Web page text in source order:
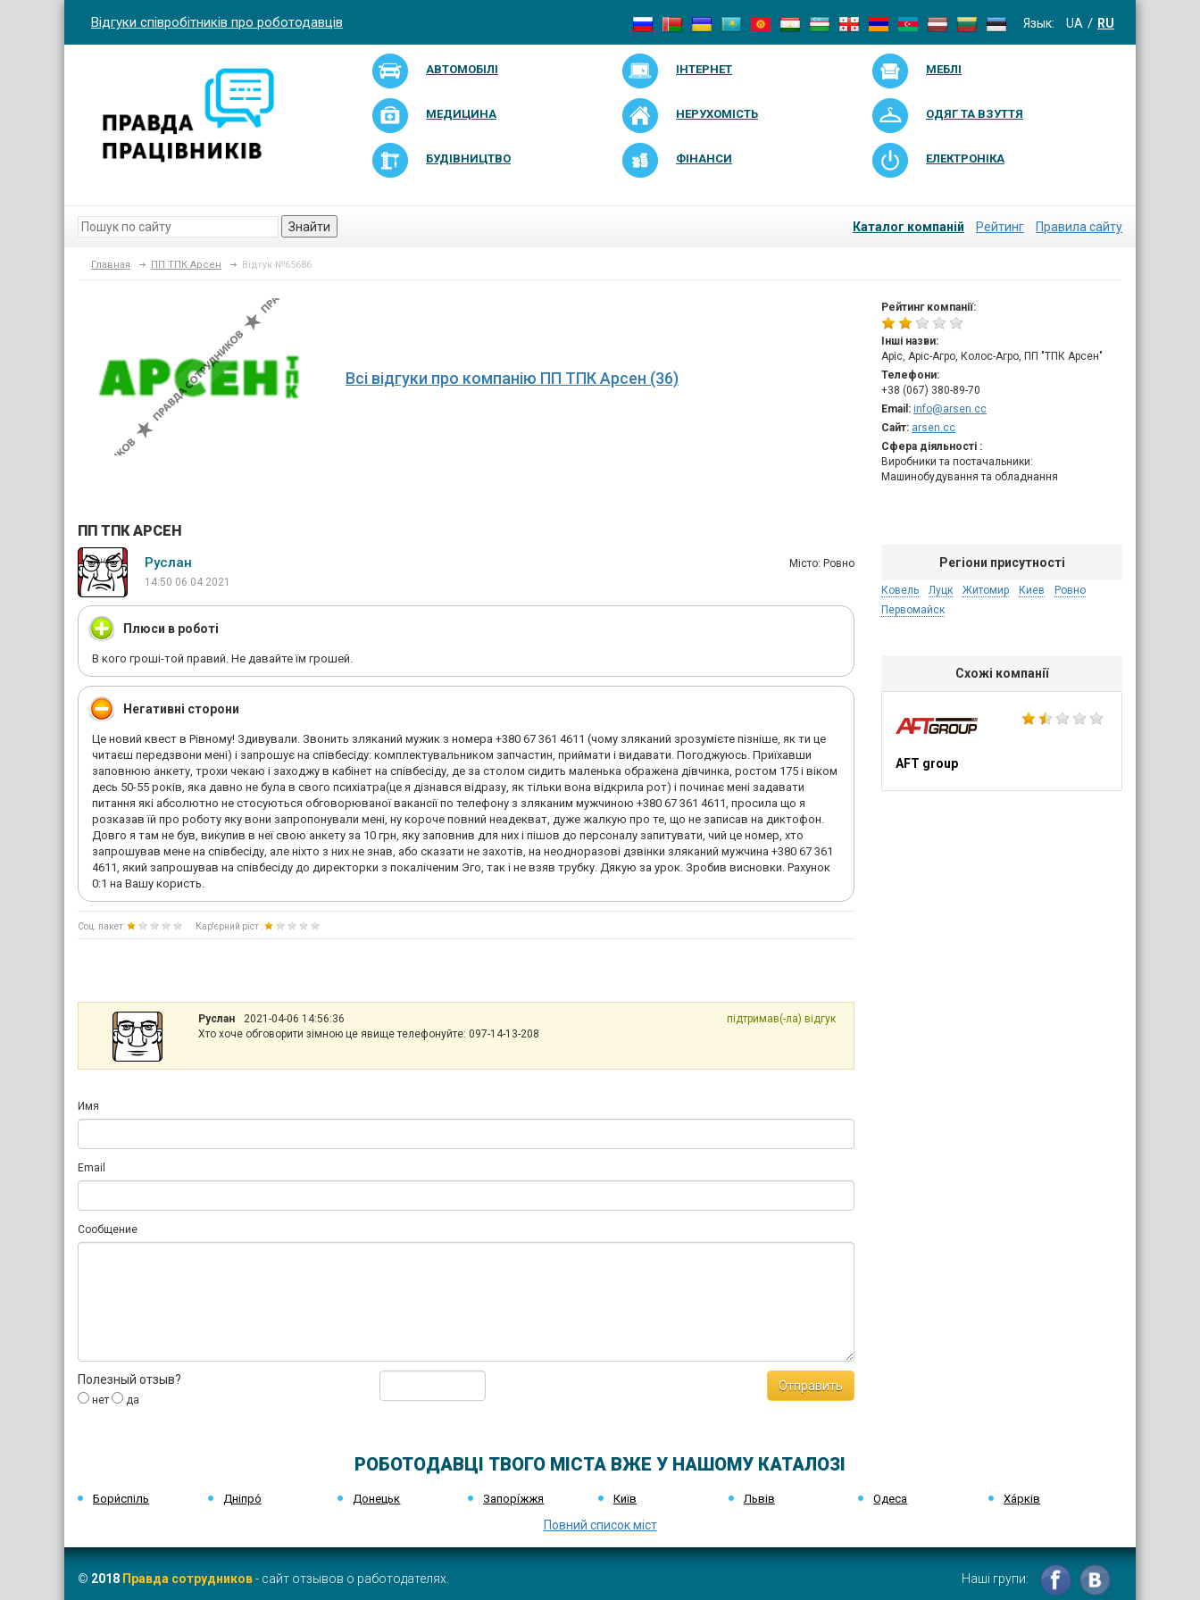
Відгуки співробітників про роботодавців Язык: UA RU
АВТОМОБІЛІ ІНТЕРНЕТ МЕБЛІ
МЕДИЦИНА НЕРУХОМІСТЬ ОДЯГ ТА ВЗУТТЯ
БУДІВНИЦТВО ФІНАНСИ ЕЛЕКТРОНІКА
Знайти Каталог компаній Рейтинг Правила сайту
Главная ПП ТПК Арсен Відгук №65686
Всі відгуки про компанію ПП ТПК Арсен (36)
Рейтинг компанії:
Інші назви:
Аріс, Аріс-Агро, Колос-Агро, ПП "ТПК Арсен"
Телефони:
+38 (067) 380-89-70
Email: info@arsen.cc
Сайт: arsen.cc
Сфера діяльності :
Виробники та постачальники:
Машинобудування та обладнання
ПП ТПК АРСЕН
Руслан
14:50 06.04.2021
Мiсто: Ровно
Плюси в роботі
В кого гроші-той правий. Не давайте їм грошей.
Негативні сторони
Це новий квест в Рівному! Здивували. Звонить зляканий мужик з номера +380 67 361 4611 (чому зляканий зрозумієте пізніше, як ти це
читаєш передзвони мені) і запрошує на співбесіду: комплектувальником запчастин, приймати і видавати. Погоджуюсь. Приїхавши
заповнюю анкету, трохи чекаю і заходжу в кабінет на співбесіду, де за столом сидить маленька ображена дівчинка, ростом 175 і віком
десь 50-55 років, яка давно не була в свого психіатра(це я дізнався відразу, як тільки вона відкрила рот) і починає мені задавати
питання які абсолютно не стосуються обговорюваної вакансії по телефону з зляканим мужчиною +380 67 361 4611, просила що я
розказав їй про роботу яку вони запропонували мені, ну короче повний неадекват, дуже жалкую про те, що не записав на диктофон.
Довго я там не був, викупив в неї свою анкету за 10 грн, яку заповнив для них і пішов до персоналу запитувати, чий це номер, хто
запрошував мене на співбесіду, але ніхто з них не знав, або сказати не захотів, на неодноразові дзвінки зляканий мужчина +380 67 361
4611, який запрошував на співбесіду до директорки з покаліченим Эго, так і не взяв трубку. Дякую за урок. Зробив висновки. Рахунок
0:1 на Вашу користь.
Соц. пакет: Кар'єрний ріст :
Руслан 2021-04-06 14:56:36
підтримав(-ла) відгук
Хто хоче обговорити зімною це явище телефонуйте: 097-14-13-208
Имя
Email
Сообщение
Полезный отзыв?
нет да
Отправить
Регіони присутності
Ковель Луцк Житомир Киев
Ровно
Первомайск
Схожі компанії
AFT group
РОБОТОДАВЦІ ТВОГО МІСТА ВЖЕ У НАШОМУ КАТАЛОЗІ
Бори́спіль Дніпро́ Донецьк Запорі́жжя Київ Львів Одеса Ха́рків
Повний список міст
© 2018 Правда сотрудников- сайт отзывов о работодателях. Наші групи: